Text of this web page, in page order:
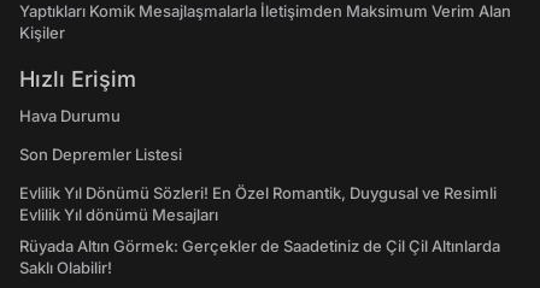
Yaptıkları Komik Mesajlaşmalarla İletişimden Maksimum Verim Alan
Kişiler
Hızlı Erişim
Hava Durumu
Son Depremler Listesi
Evlilik Yıl Dönümü Sözleri! En Özel Romantik, Duygusal ve Resimli
Evlilik Yıl dönümü Mesajları
Rüyada Altın Görmek: Gerçekler de Saadetiniz de Çil Çil Altınlarda
Saklı Olabilir!